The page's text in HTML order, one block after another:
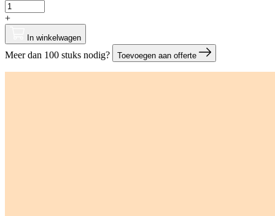
+
In winkelwagen
Meer dan 100 stuks nodig? Toevoegen aan offerte